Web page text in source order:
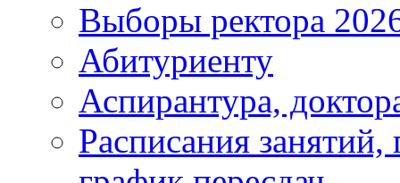
Выборы ректора
Абитуриенту
Аспирантура,
Расписания